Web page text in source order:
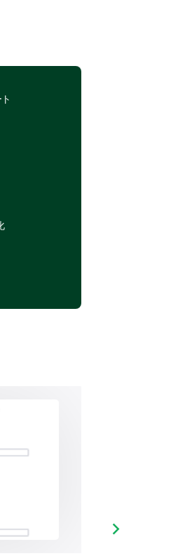
at
Next slide